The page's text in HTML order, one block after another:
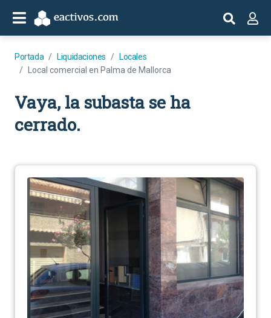
Portada Liquidaciones
Locales
Local comercial en Palma de Mallorca
Vaya, la subasta se ha
cerrado.